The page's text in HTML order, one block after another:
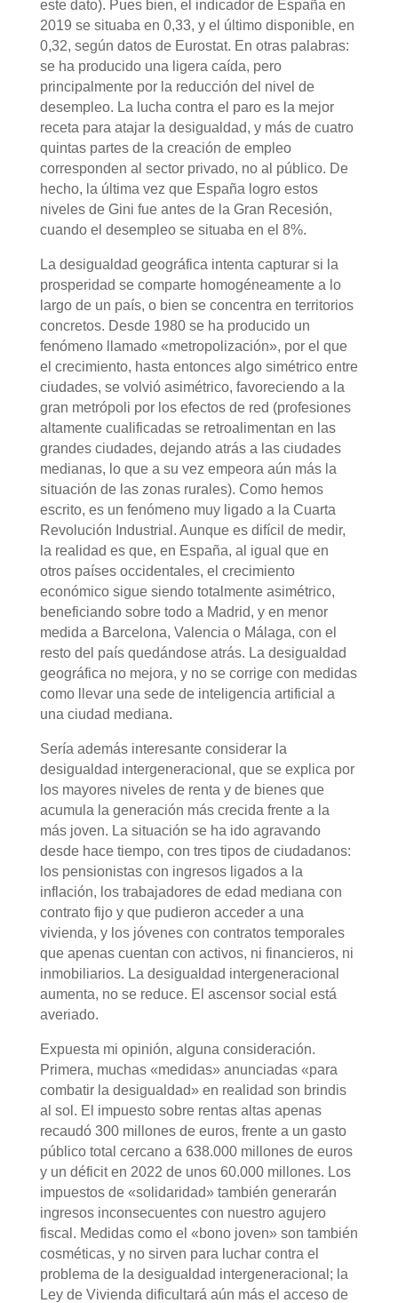
este dato). Pues bien, el indicador de España en
2019 se situaba en 0,33, y el último disponible, en
0,32, según datos de Eurostat. En otras palabras:
se ha producido una ligera caída, pero
principalmente por la reducción del nivel de
desempleo. La lucha contra el paro es la mejor
receta para atajar la desigualdad, y más de cuatro
quintas partes de la creación de empleo
corresponden al sector privado, no al público. De
hecho, la última vez que España logro estos
niveles de Gini fue antes de la Gran Recesión,
cuando el desempleo se situaba en el 8%.
La desigualdad geográfica intenta capturar si la
prosperidad se comparte homogéneamente a lo
largo de un país, o bien se concentra en territorios
concretos. Desde 1980 se ha producido un
fenómeno llamado «metropolización», por el que
el crecimiento, hasta entonces algo simétrico entre
ciudades, se volvió asimétrico, favoreciendo a la
gran metrópoli por los efectos de red (profesiones
altamente cualificadas se retroalimentan en las
grandes ciudades, dejando atrás a las ciudades
medianas, lo que a su vez empeora aún más la
situación de las zonas rurales). Como hemos
escrito, es un fenómeno muy ligado a la Cuarta
Revolución Industrial. Aunque es difícil de medir,
la realidad es que, en España, al igual que en
otros países occidentales, el crecimiento
económico sigue siendo totalmente asimétrico,
beneficiando sobre todo a Madrid, y en menor
medida a Barcelona, Valencia o Málaga, con el
resto del país quedándose atrás. La desigualdad
geográfica no mejora, y no se corrige con medidas
como llevar una sede de inteligencia artificial a
una ciudad mediana.
Sería además interesante considerar la
desigualdad intergeneracional, que se explica por
los mayores niveles de renta y de bienes que
acumula la generación más crecida frente a la
más joven. La situación se ha ido agravando
desde hace tiempo, con tres tipos de ciudadanos:
los pensionistas con ingresos ligados a la
inflación, los trabajadores de edad mediana con
contrato fijo y que pudieron acceder a una
vivienda, y los jóvenes con contratos temporales
que apenas cuentan con activos, ni financieros, ni
inmobiliarios. La desigualdad intergeneracional
aumenta, no se reduce. El ascensor social está
averiado.
Expuesta mi opinión, alguna consideración.
Primera, muchas «medidas» anunciadas «para
combatir la desigualdad» en realidad son brindis
al sol. El impuesto sobre rentas altas apenas
recaudó 300 millones de euros, frente a un gasto
público total cercano a 638.000 millones de euros
y un déficit en 2022 de unos 60.000 millones. Los
impuestos de «solidaridad» también generarán
ingresos inconsecuentes con nuestro agujero
fiscal. Medidas como el «bono joven» son también
cosméticas, y no sirven para luchar contra el
problema de la desigualdad intergeneracional; la
Ley de Vivienda dificultará aún más el acceso de